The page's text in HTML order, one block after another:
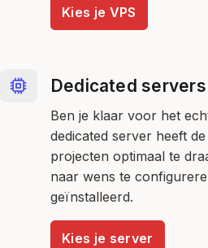
Kies je VPS
Dedicated servers
Ben je klaar voor het
dedicated server heeft
projecten optimaal te
naar wens te
geïnstalleerd.
Kies je server